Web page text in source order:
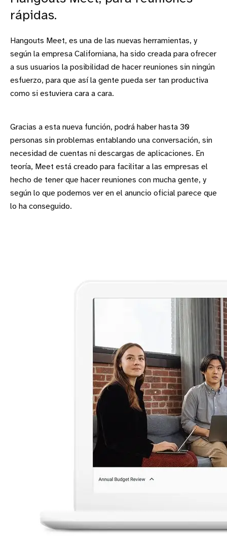
rápidas.
Hangouts Meet, es una de las nuevas herramientas, y
según la empresa Californiana, ha sido creada para ofrecer
a sus usuarios la posibilidad de hacer reuniones sin ningún
esfuerzo, para que así la gente pueda ser tan productiva
como si estuviera cara a cara.
Gracias a esta nueva función, podrá haber hasta 30
personas sin problemas entablando una conversación, sin
necesidad de cuentas ni descargas de aplicaciones. En
teoría, Meet está creado para facilitar a las empresas el
hecho de tener que hacer reuniones con mucha gente, y
según lo que podemos ver en el anuncio oficial parece que
lo ha conseguido.